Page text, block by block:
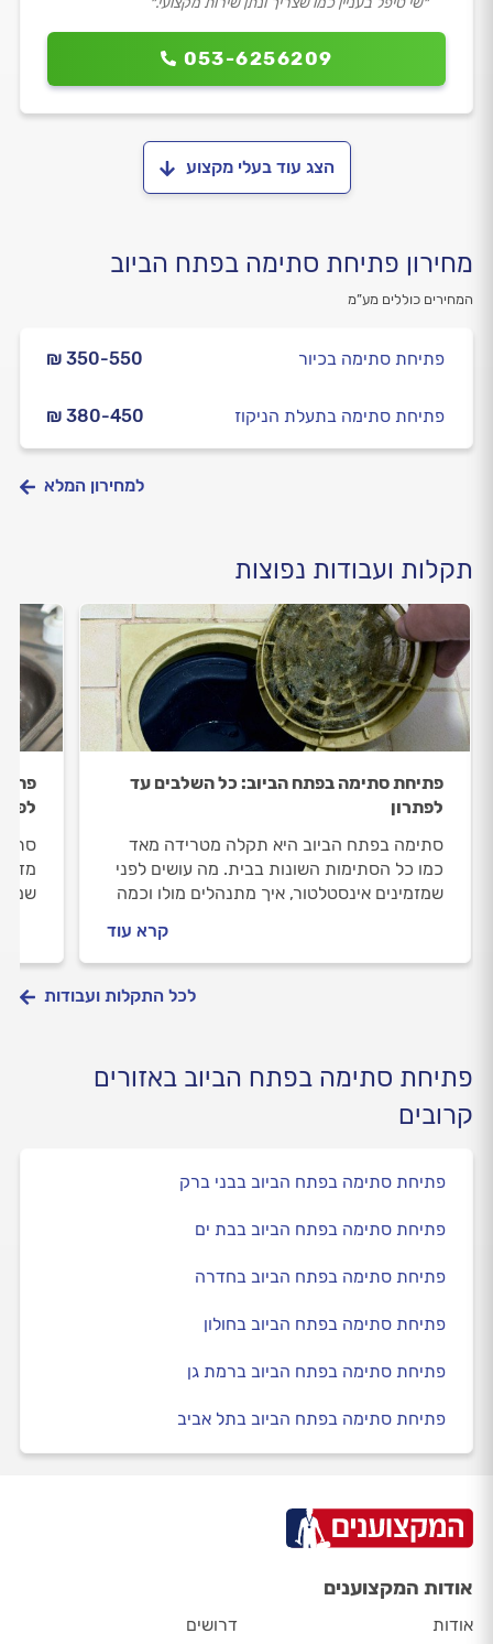
053-6256209
הצג עוד בעלי מקצוע
מחירון פתיחת סתימה בפתח הביוב
המחירים כוללים מע”מ
₪ 350-550 פתיחת סתימה בכיור
₪ 380-450 פתיחת סתימה בתעלת הניקוז
למחירון המלא
תקלות ועבודות נפוצות
פתיחת סתימה בפתח הביוב: כל השלבים עד
לפתרון
סתימה בפתח הביוב היא תקלה מטרידה מאד
כמו כל הסתימות השונות בבית. מה עושים לפני
שמזמינים אינסטלטור, איך מתנהלים מולו וכמה
קרא עוד
לכל התקלות ועבודות
פתיחת סתימה בפתח הביוב באזורים
קרובים
פתיחת סתימה בפתח הביוב בבני ברק
פתיחת סתימה בפתח הביוב בבת ים
פתיחת סתימה בפתח הביוב בחדרה
פתיחת סתימה בפתח הביוב בחולון
פתיחת סתימה בפתח הביוב ברמת גן
פתיחת סתימה בפתח הביוב בתל אביב
אודות המקצוענים
אודות
דרושים